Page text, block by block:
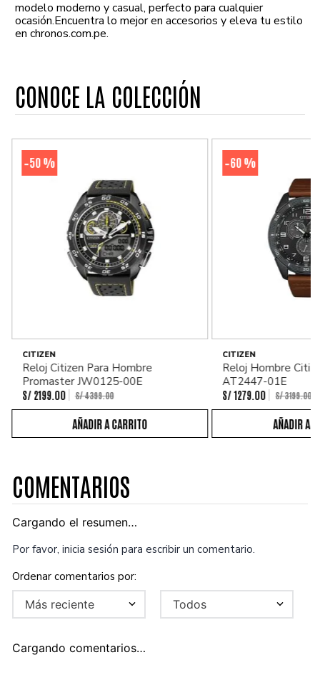
modelo moderno y casual, perfecto para cualquier
ocasión.Encuentra lo mejor en accesorios y eleva tu estilo
en chronos.com.pe.
CONOCE LA COLECCIÓN
-50 %
CITIZEN
Reloj Citizen Para Hombre
Promaster JW0125-00E
S/ 2199. 00 S/4399.00
-60 %
CITIZEN
Reloj Hombre
AT2447-01E
S/ 1279 00 S/3199.00
COMENTARIOS
Cargando el resumen…
Por favor, inicia sesión para escribir un comentario.
Más reciente Todos
Cargando comentarios…